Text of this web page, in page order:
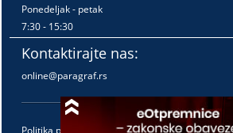
Ponedeljak - petak
7:30 - 15:30
Kontaktirajte nas:
online@paragraf.rs
Politika privatnosti